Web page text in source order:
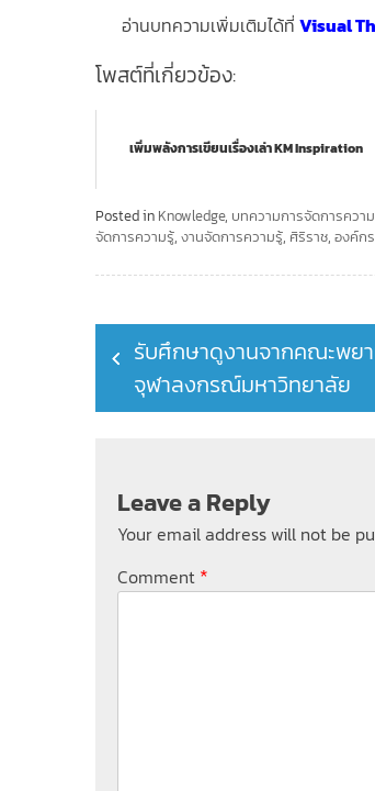
อ่านบทความเพิ่มเติมได้ที่ Visual
โพสต์ที่เกี่ยวข้อง:
เพิ่มพลังการเขียนเรื่องเล่า KM Inspiration
Posted in Knowledge, บทความการจัดการควา
จัดการความรู้, งานจัดการความรู้, ศิริราช, องค์ก
Post
navigation
รับศึกษาดูงานจากคณะพย
จุฬาลงกรณ์มหาวิทยาลัย
Leave a Reply
Your email address will not be
Comment *